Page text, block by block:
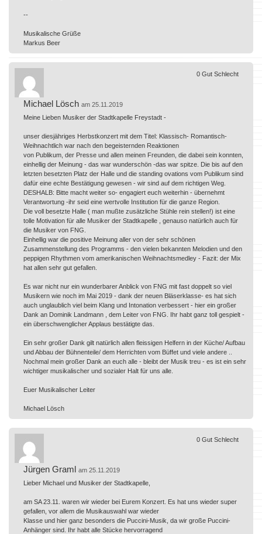
--
Musikalische Grüße
Markus Beer
Michael Lösch am 25.11.2019
Meine Lieben Musiker der Stadtkapelle Freystadt -
unser diesjähriges Herbstkonzert mit dem Titel: Klassisch- Romantisch-
Weihnachtlich war nach den begeisternden Reaktionen
von Publikum, der Presse und allen meinen Freunden, die dabei sein konnten,
einhellig der Meinung - das war wunderschön -das war spitze. Die bis auf den
letzten besetzten Platz der Halle und die standing ovations vom Publikum sind
dafür eine echte Bestätigung gewesen - wir sind auf dem richtigen Weg.
DESHALB: Bitte macht weiter so- engagiert euch weiterhin - übernehmt
Verantwortung -ihr seid eine wertvolle Institution für die ganze Region.
Die voll besetzte Halle ( man mußte zusätzliche Stühle rein stellen!) ist eine
tolle Motivation für alle Musiker der Stadtkapelle , genauso natürlich auch für
die Musiker von FNG.
Einhellig war die positive Meinung aller von der sehr schönen
Zusammenstellung des Programms - den vielen bekannten Melodien und den
peppigen Rhythmen vom amerikanischen Weihnachtsmedley - Fazit: der Mix
hat allen sehr gut gefallen.
Es war nicht nur ein wunderbarer Anblick von FNG mit fast doppelt so viel
Musikern wie noch im Mai 2019 - dank der neuen Bläserklasse- es hat sich
auch unglaublich viel beim Klang und Intonation verbessert - hier ein großer
Dank an Dominik Landmann , dem Leiter von FNG. Ihr habt ganz toll gespielt -
ein überschwenglicher Applaus bestätigte das.
Ein sehr großer Dank gilt natürlich allen fleissigen Helfern in der Küche/ Aufbau
und Abbau der Bühnenteile/ dem Herrichten vom Büffet und viele andere ..
Nochmal mein großer Dank an euch alle - bleibt der Musik treu - es ist ein sehr
wichtiger musikalischer und sozialer Halt für uns alle.
Euer Musikalischer Leiter
Michael Lösch
0 Gut Schlecht
Jürgen Graml am 25.11.2019
Lieber Michael und Musiker der Stadtkapelle,
am SA 23.11. waren wir wieder bei Eurem Konzert. Es hat uns wieder super
gefallen, vor allem die Musikauswahl war wieder
Klasse und hier ganz besonders die Puccini-Musik, da wir große Puccini-
Anhänger sind. Ihr habt alle Stücke hervorragend
0 Gut Schlecht